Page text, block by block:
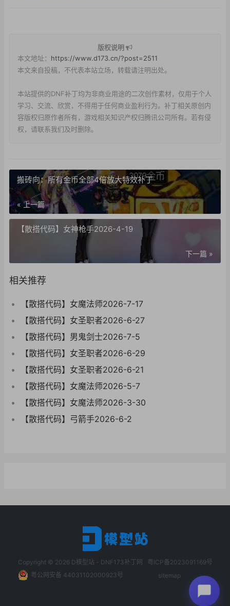
版权说明
本文地址： https://www.d173.cn/?post=2511
本文来自投稿，不代表本站立场，转载请注明出处。
本站提供的DNF补丁均为非商业用途的二次创作素材，仅用于个人
学习、交流、欣赏，不得用于任何商业盈利行为。补丁相关原创内
容版权归原作者所有，游戏相关知识产权归腾讯公司所有。若有侵
权，请联系我们及时删除。
搬砖向：所有金币全部4倍放大特效补丁
« 上一篇
【散搭代码】女神枪手2026-4-19
下一篇 »
相关推荐
【散搭代码】女魔法师2026-7-17
【散搭代码】女圣职者2026-6-27
【散搭代码】男鬼剑士2026-7-5
【散搭代码】女圣职者2026-6-29
【散搭代码】女圣职者2026-6-21
【散搭代码】女魔法师2026-5-7
【散搭代码】女魔法师2026-3-30
【散搭代码】弓箭手2026-6-2
Copyright © 2026 D模型站 - DNF173补丁网
粤ICP备2023091169号
粤公网安备 44031102000923号
sitemap